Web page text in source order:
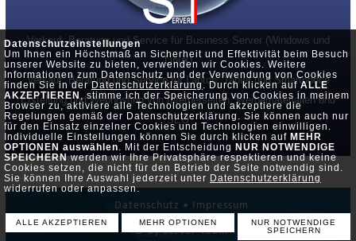
Datenschutzeinstellungen
Um Ihnen ein Höchstmaß an Sicherheit und Effektivität beim Besuch
unserer Website zu bieten, verwenden wir Cookies. Weitere
Informationen zum Datenschutz und der Verwendung von Cookies
finden Sie in derDatenschutzerklärung. Durch klicken aufALLE
AKZEPTIEREN, stimme ich der Speicherung von Cookies in meinem
Browser zu, aktiviere alle Technologien und akzeptiere die
Regelungen gemäß der Datenschutzerklärung. Sie können auch nur
für den Einsatz einzelner Cookies und Technologien einwilligen.
Individuelle Einstellungen können Sie durch klicken auf MEHR
OPTIONEN auswählen. Mit der Entscheidung NUR NOTWENDIGE
SPEICHERNwerden wir Ihre Privatsphäre respektieren und keine
Cookies setzen, die nicht für den Betrieb der Seite notwendig sind.
Sie können Ihre Auswahl jederzeit unter Datenschutzerklärung
widerrufen oder anpassen.
ALLE AKZEPTIEREN MEHR OPTIONEN
NUR NOTWENDIGE
SPEICHERN
Verkauf, Beratung und Service für Business Server (Windows und
Linux)
Verkauf, Beratung und Service für Laptop, Tablet und Smartphone
Erstellung und Webhosting von Internetseiten, Werbematerialien und
SEO
Datenschutz • Impressum
© by Server-Team